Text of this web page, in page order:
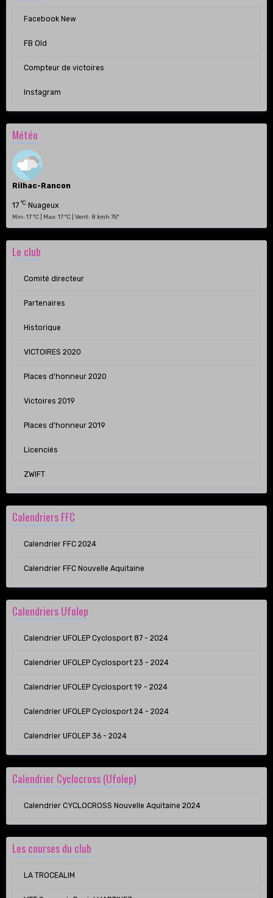
Facebook New
FB Old
Compteur de victoires
Instagram
Météo
Rilhac-Rancon
17 °C Nuageux
Min: 17 °C | Max: 17 °C | Vent: 8 kmh 75°
Le club
Comité directeur
Partenaires
Historique
VICTOIRES 2020
Places d'honneur 2020
Victoires 2019
Places d'honneur 2019
Licenciés
ZWIFT
Calendriers FFC
Calendrier FFC 2024
Calendrier FFC Nouvelle Aquitaine
Calendriers Ufolep
Calendrier UFOLEP Cyclosport 87 - 2024
Calendrier UFOLEP Cyclosport 23 - 2024
Calendrier UFOLEP Cyclosport 19 - 2024
Calendrier UFOLEP Cyclosport 24 - 2024
Calendrier UFOLEP 36 - 2024
Calendrier Cyclocross (Ufolep)
Calendrier CYCLOCROSS Nouvelle Aquitaine 2024
Les courses du club
LA TROCEALIM